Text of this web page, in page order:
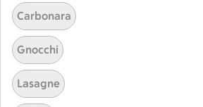
Carbonara
Gnocchi
Lasagne